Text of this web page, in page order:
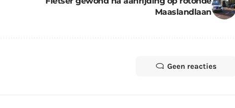
Maaslandlaan
Geen reacties